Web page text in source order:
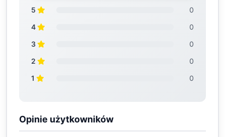
5
0
4
0
3
0
2
0
1
0
Opinie użytkowników